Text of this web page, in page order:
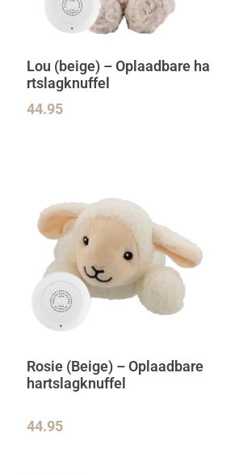
Lou (beige) – Oplaadbare ha
rtslagknuffel
44.95
Rosie (Beige) – Oplaadbare
hartslagknuffel
44.95